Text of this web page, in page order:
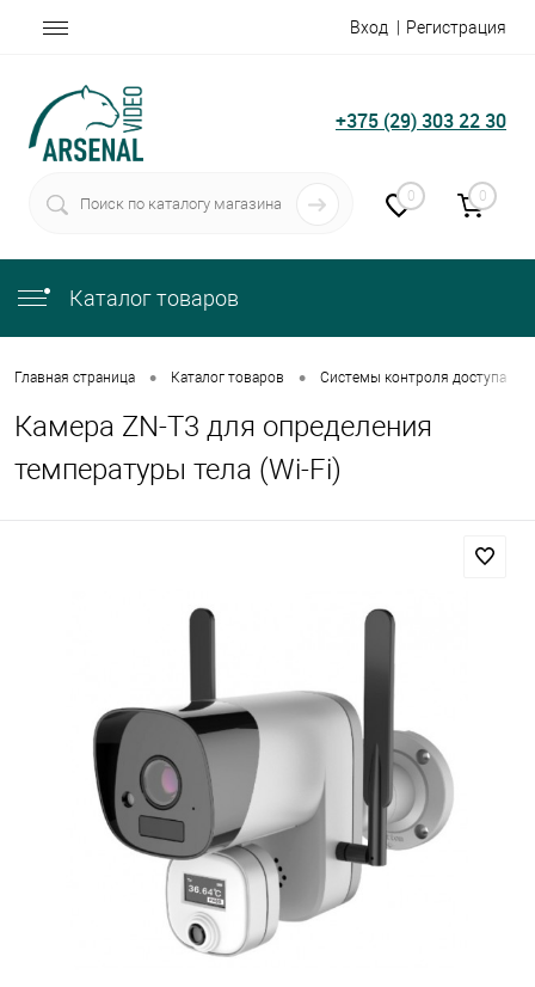
Вход Регистрация
+375 (29) 303 22 30
0 0
Каталог товаров
Главная страница • Каталог товаров • Системы контроля доступа
Камера ZN-T3 для определения
температуры тела (Wi-Fi)